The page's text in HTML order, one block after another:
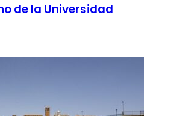
de la Universidad